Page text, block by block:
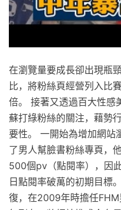
在瀏覽量要成長卻出現瓶
比，將粉絲頁經營列入比
倍。 接著又透過百大性感
蘇打綠粉絲的關注，藉勢
要性。 一開始為增加網站
了男人幫臉書粉絲專頁，
500個pv（點閱率），因
日點閱率破萬的初期目標
復，在2009年時擔任